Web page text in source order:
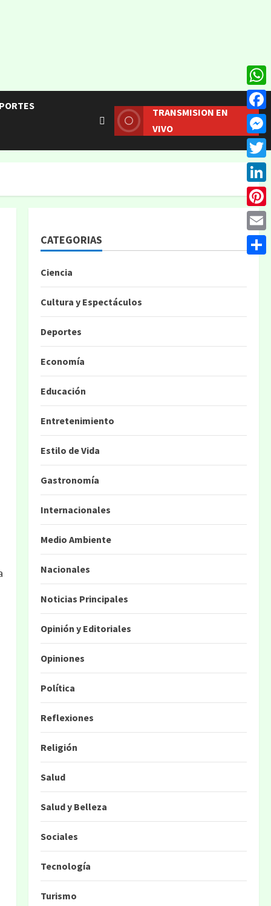
TRANSMISION EN
VIVO
CATEGORIAS
Ciencia
Cultura y Espectáculos
Deportes
Economía
Educación
Entretenimiento
Estilo de Vida
Gastronomía
Internacionales
Medio Ambiente
Nacionales
Noticias Principales
Opinión y Editoriales
Opiniones
Política
Reflexiones
Religión
Salud
Salud y Belleza
Sociales
Tecnología
Turismo
Email